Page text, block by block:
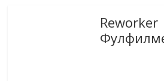
Reworker